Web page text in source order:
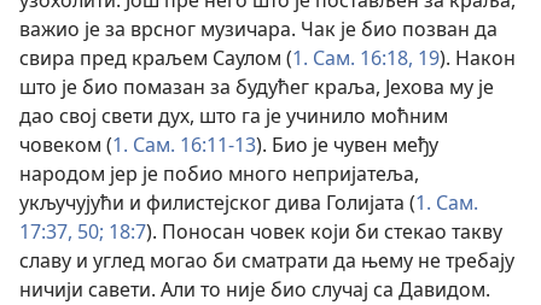
важио је за врсног музичара. Чак је био позван да
свира пред краљем Саулом (1. Сам. 16:18, 19). Након
што је био помазан за будућег краља, Јехова му је
дао свој свети дух, што га је учинило моћним
човеком (1. Сам. 16:11-13). Био је чувен међу
народом јер је побио много непријатеља,
укључујући и филистејског дива Голијата (1. Сам.
17:37, 50; 18:7). Поносан човек који би стекао такву
славу и углед могао би сматрати да њему не требају
ничији савети. Али то није био случај са Давидом.